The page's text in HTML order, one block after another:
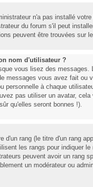
n'a pas installé
du forum s'il peut
peuvent être trouvées sur
nom d'utilisateur ?
vous lisez des
messages vous avez fait
personnelle à chaque
pas utiliser un avatar,
qu'elles seront bonnes !).
d'un rang (le titre d'un rang
les rangs pour indiquer
peuvent avoir un rang
un modérateur ou